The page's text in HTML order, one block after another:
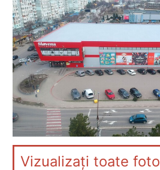
Vizualizați toate